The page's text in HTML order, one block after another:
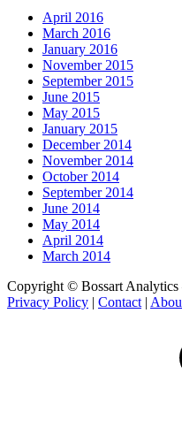
April 2016
March 2016
January 2016
November 2015
September 2015
June 2015
May 2015
January 2015
December 2014
November 2014
October 2014
September 2014
June 2014
May 2014
April 2014
March 2014
Copyright © Bossart Analytics
Privacy Policy | Contact |